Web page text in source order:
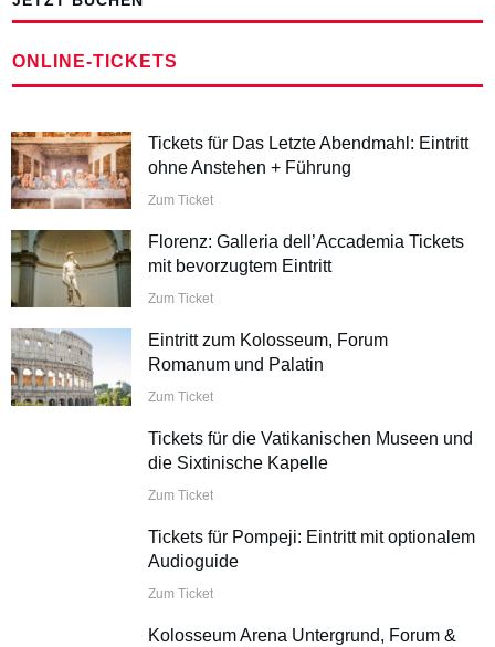
ONLINE-TICKETS
Tickets für Das Letzte Abendmahl: Eintritt
ohne Anstehen + Führung
Zum Ticket
Florenz: Galleria dell’Accademia Tickets
mit bevorzugtem Eintritt
Zum Ticket
Eintritt zum Kolosseum, Forum
Romanum und Palatin
Zum Ticket
Tickets für die Vatikanischen Museen und
die Sixtinische Kapelle
Zum Ticket
Tickets für Pompeji: Eintritt mit optionalem
Audioguide
Zum Ticket
Kolosseum Arena Untergrund, Forum &